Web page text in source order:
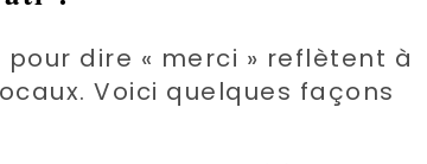
dire « merci » reflètent à
Voici quelques façons